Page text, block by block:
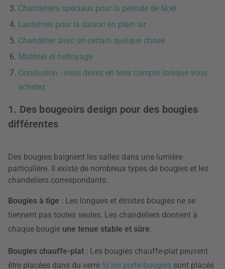
Chandeliers spéciaux pour la période de Noël
Lanternes pour la saison en plein air
Chandelier avec un certain quelque chose
Matériel et nettoyage
Conclusion - vous devez en tenir compte lorsque vous
achetez
1. Des bougeoirs design pour des bougies
différentes
Des bougies baignent les salles dans une lumière
particulière. Il existe de nombreux types de bougies et les
chandeliers correspondants.
Bougies à tige : Les longues et étroites bougies ne se
tiennent pas toutes seules. Les chandeliers donnent à
chaque bougie une tenue stable et sûre.
Bougies chauffe-plat : Les bougies chauffe-plat peuvent
être placées dans du verre Si les porte-bougies sont placés